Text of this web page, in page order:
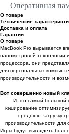
Оперативная
О товаре
Технические
Доставка и оплата
Гарантии
О товаре
MacBook Pro вырывается
нанометровой технологии
процессора, они
для персональных
производительности и
Вот совершенно новый
И это самый большой
кэширование
среднюю загрузку
производительности
Игры будут выглядеть